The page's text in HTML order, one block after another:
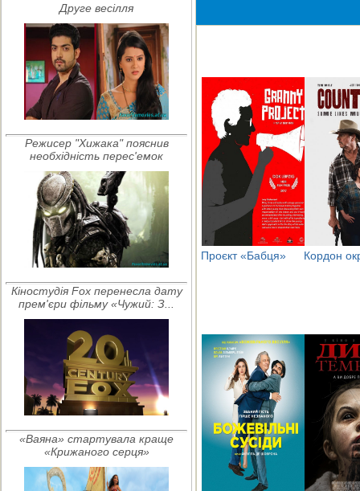
Друге весілля
Режисер "Хижака" пояснив
необхідність перес'емок
Кіностудія Fox перенесла дату
прем'єри фільму «Чужий: З...
«Ваяна» стартувала краще
«Крижаного серця»
Проєкт «Бабця» Кордон